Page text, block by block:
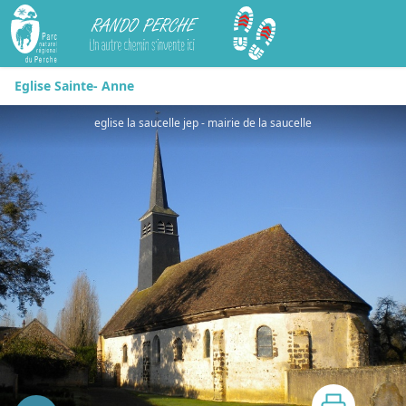
Rando Perche
Eglise Sainte- Anne
eglise la saucelle jep - mairie de la saucelle